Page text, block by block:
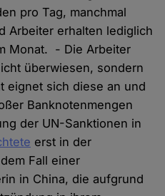
pro Tag, manchmal
Arbeiter erhalten lediglich
Monat. - Die Arbeiter
überwiesen, sondern
eignet sich diese an und
Banknotenmengen
der UN-Sanktionen in
erst in der
Fall einer
in China, die aufgrund